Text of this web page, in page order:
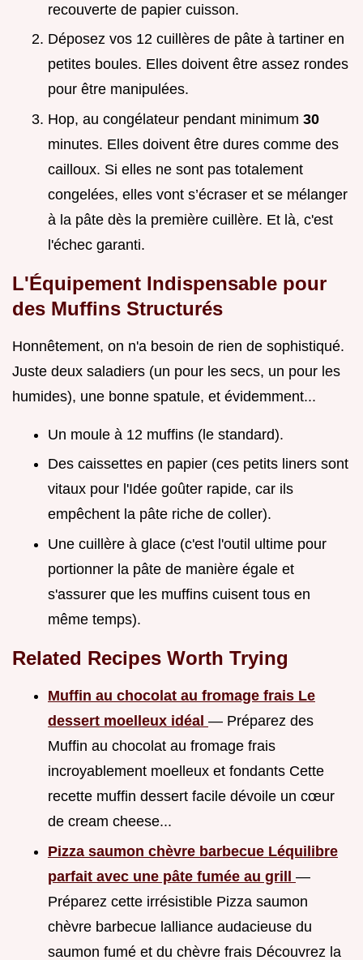
recouverte de papier cuisson.
Déposez vos 12 cuillères de pâte à tartiner en
petites boules. Elles doivent être assez rondes
pour être manipulées.
Hop, au congélateur pendant minimum 30
minutes. Elles doivent être dures comme des
cailloux. Si elles ne sont pas totalement
congelées, elles vont s’écraser et se mélanger
à la pâte dès la première cuillère. Et là, c'est
l'échec garanti.
L'Équipement Indispensable pour
des Muffins Structurés
Honnêtement, on n'a besoin de rien de sophistiqué.
Juste deux saladiers (un pour les secs, un pour les
humides), une bonne spatule, et évidemment...
Un moule à 12 muffins (le standard).
Des caissettes en papier (ces petits liners sont
vitaux pour l'Idée goûter rapide, car ils
empêchent la pâte riche de coller).
Une cuillère à glace (c'est l'outil ultime pour
portionner la pâte de manière égale et
s'assurer que les muffins cuisent tous en
même temps).
Related Recipes Worth Trying
Muffin au chocolat au fromage frais Le
dessert moelleux idéal — Préparez des
Muffin au chocolat au fromage frais
incroyablement moelleux et fondants Cette
recette muffin dessert facile dévoile un cœur
de cream cheese...
Pizza saumon chèvre barbecue Léquilibre
parfait avec une pâte fumée au grill —
Préparez cette irrésistible Pizza saumon
chèvre barbecue lalliance audacieuse du
saumon fumé et du chèvre frais Découvrez la